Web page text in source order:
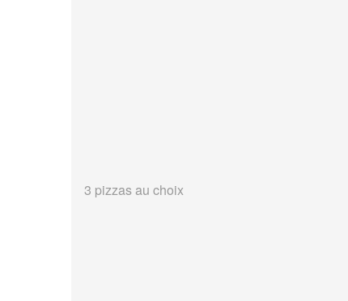
3 pizzas au choix